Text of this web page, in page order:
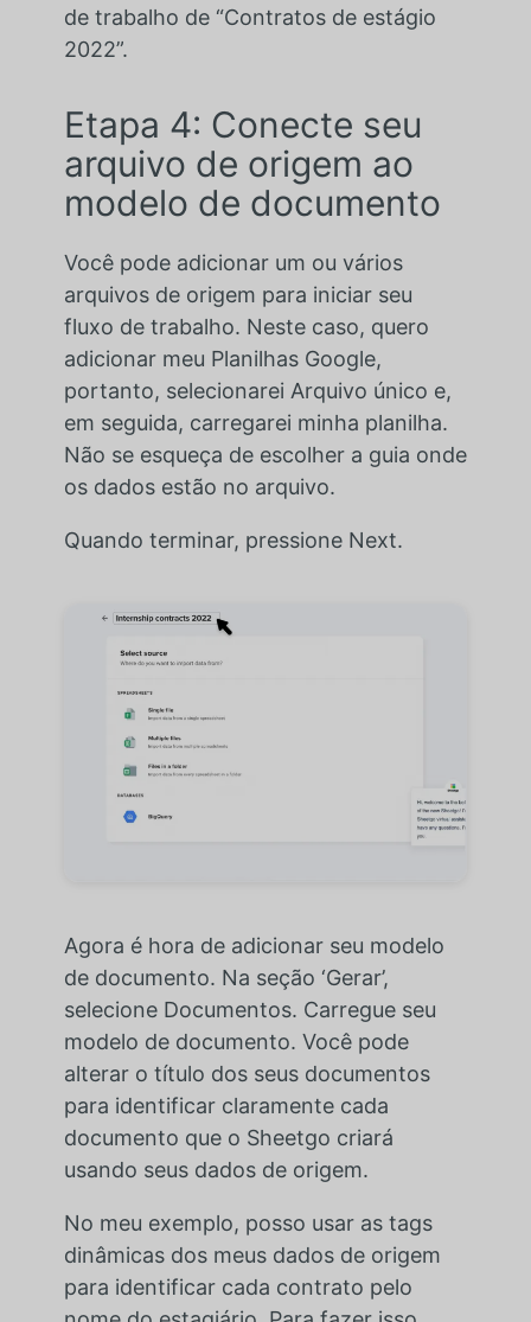
de trabalho de “Contratos de estágio
2022”.
Etapa 4: Conecte seu
arquivo de origem ao
modelo de documento
Você pode adicionar um ou vários
arquivos de origem para iniciar seu
fluxo de trabalho. Neste caso, quero
adicionar meu Planilhas Google,
portanto, selecionarei Arquivo único e,
em seguida, carregarei minha planilha.
Não se esqueça de escolher a guia onde
os dados estão no arquivo.
Quando terminar, pressione Next.
Agora é hora de adicionar seu modelo
de documento. Na seção ‘Gerar’,
selecione Documentos. Carregue seu
modelo de documento. Você pode
alterar o título dos seus documentos
para identificar claramente cada
documento que o Sheetgo criará
usando seus dados de origem.
No meu exemplo, posso usar as tags
dinâmicas dos meus dados de origem
para identificar cada contrato pelo